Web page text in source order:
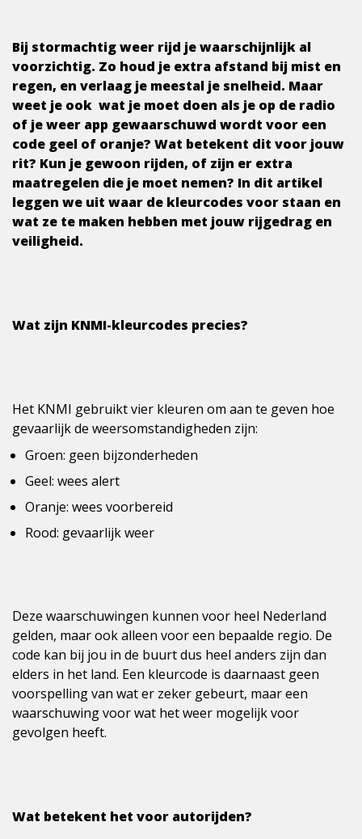
Bij stormachtig weer rijd je waarschijnlijk al
voorzichtig. Zo houd je extra afstand bij mist en
regen, en verlaag je meestal je snelheid. Maar
weet je ook wat je moet doen als je op de radio
of je weer app gewaarschuwd wordt voor een
code geel of oranje? Wat betekent dit voor jouw
rit? Kun je gewoon rijden, of zijn er extra
maatregelen die je moet nemen? In dit artikel
leggen we uit waar de kleurcodes voor staan en
wat ze te maken hebben met jouw rijgedrag en
veiligheid.
Wat zijn KNMI-kleurcodes precies?
Het KNMI gebruikt vier kleuren om aan te geven hoe
gevaarlijk de weersomstandigheden zijn:
Groen: geen bijzonderheden
Geel: wees alert
Oranje: wees voorbereid
Rood: gevaarlijk weer
Deze waarschuwingen kunnen voor heel Nederland
gelden, maar ook alleen voor een bepaalde regio. De
code kan bij jou in de buurt dus heel anders zijn dan
elders in het land. Een kleurcode is daarnaast geen
voorspelling van wat er zeker gebeurt, maar een
waarschuwing voor wat het weer mogelijk voor
gevolgen heeft.
Wat betekent het voor autorijden?